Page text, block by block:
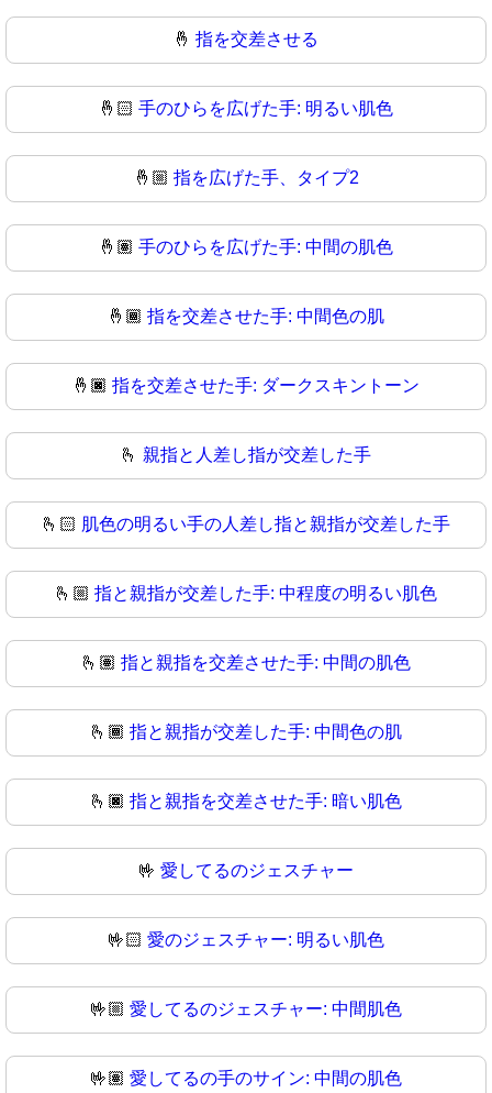
🤞 指を交差させる
🤞🏻 手のひらを広げた手: 明るい肌色
🤞🏼 指を広げた手、タイプ2
🤞🏽 手のひらを広げた手: 中間の肌色
🤞🏾 指を交差させた手: 中間色の肌
🤞🏿 指を交差させた手: ダークスキントーン
🫰 親指と人差し指が交差した手
🫰🏻 肌色の明るい手の人差し指と親指が交差した手
🫰🏼 指と親指が交差した手: 中程度の明るい肌色
🫰🏽 指と親指を交差させた手: 中間の肌色
🫰🏾 指と親指が交差した手: 中間色の肌
🫰🏿 指と親指を交差させた手: 暗い肌色
🤟 愛してるのジェスチャー
🤟🏻 愛のジェスチャー: 明るい肌色
🤟🏼 愛してるのジェスチャー: 中間肌色
🤟🏽 愛してるの手のサイン: 中間の肌色